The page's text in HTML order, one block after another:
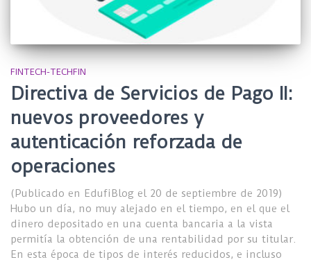
FINTECH-TECHFIN
Directiva de Servicios de Pago II:
nuevos proveedores y
autenticación reforzada de
operaciones
(Publicado en EdufiBlog el 20 de septiembre de 2019)
Hubo un día, no muy alejado en el tiempo, en el que el
dinero depositado en una cuenta bancaria a la vista
permitía la obtención de una rentabilidad por su titular.
En esta época de tipos de interés reducidos, e incluso